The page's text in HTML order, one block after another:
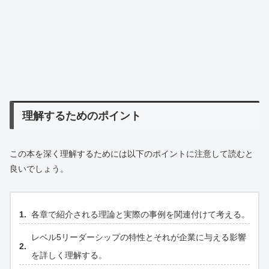
理解するためのポイント
この本を深く理解するためには以下のポイントに注意して読むと
良いでしょう。
各章で紹介される理論と実際の事例を関連付けて考える。
レベル5リーダーシップの特性とそれが企業に与える影響
を詳しく理解する。